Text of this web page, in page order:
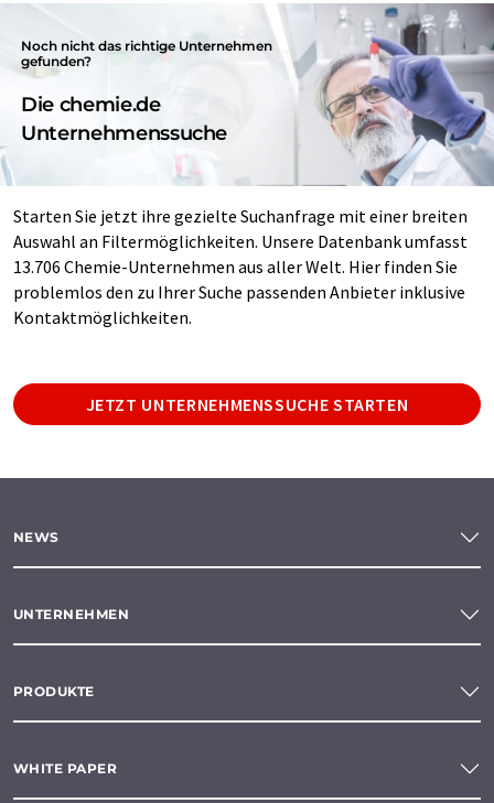
Noch nicht das richtige Unternehmen
gefunden?
Die chemie.de
Unternehmenssuche
Starten Sie jetzt ihre gezielte Suchanfrage mit einer breiten
Auswahl an Filtermöglichkeiten. Unsere Datenbank umfasst
13.706 Chemie-Unternehmen aus aller Welt. Hier finden Sie
problemlos den zu Ihrer Suche passenden Anbieter inklusive
Kontaktmöglichkeiten.
JETZT UNTERNEHMENSSUCHE STARTEN
NEWS
UNTERNEHMEN
PRODUKTE
WHITE PAPER